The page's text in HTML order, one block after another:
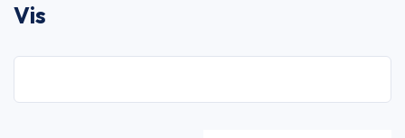
Vis